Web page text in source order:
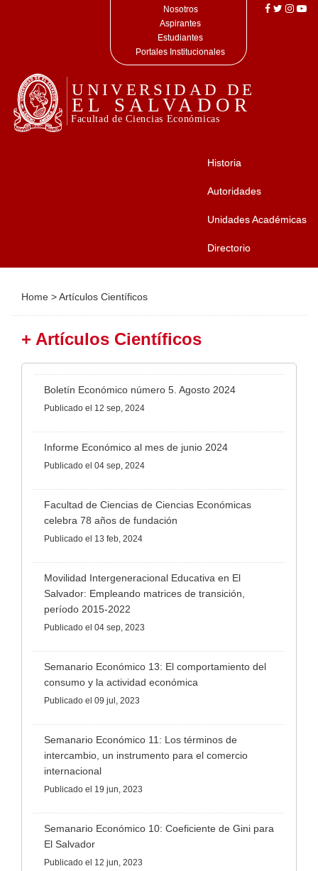
Nosotros
Aspirantes
Estudiantes
Portales Institucionales
Historia
Autoridades
Unidades Académicas
Directorio
Home >Artículos Científicos
+ Artículos Científicos
Boletín Económico número 5. Agosto 2024
Publicado el 12 sep, 2024
Informe Económico al mes de junio 2024
Publicado el 04 sep, 2024
Facultad de Ciencias de Ciencias Económicas
celebra 78 años de fundación
Publicado el 13 feb, 2024
Movilidad Intergeneracional Educativa en El
Salvador: Empleando matrices de transición,
período 2015-2022
Publicado el 04 sep, 2023
Semanario Económico 13: El comportamiento del
consumo y la actividad económica
Publicado el 09 jul, 2023
Semanario Económico 11: Los términos de
intercambio, un instrumento para el comercio
internacional
Publicado el 19 jun, 2023
Semanario Económico 10: Coeficiente de Gini para
El Salvador
Publicado el 12 jun, 2023